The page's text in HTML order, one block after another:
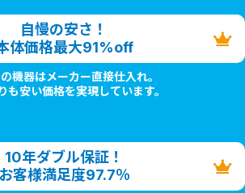
自慢の安さ！
体価格最大91%off
機器はメーカー直接仕入れ。
も安い価格を実現しています。
10年ダブル保証！
お客様満足度97.7％